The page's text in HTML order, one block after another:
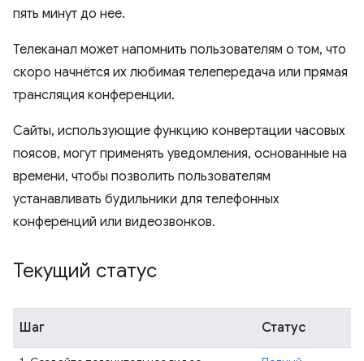
пять минут до нее.
Телеканал может напомнить пользователям о том, что
скоро начнётся их любимая телепередача или прямая
трансляция конференции.
Сайты, использующие функцию конвертации часовых
поясов, могут применять уведомления, основанные на
времени, чтобы позволить пользователям
устанавливать будильники для телефонных
конференций или видеозвонков.
Текущий статус
Шаг Статус